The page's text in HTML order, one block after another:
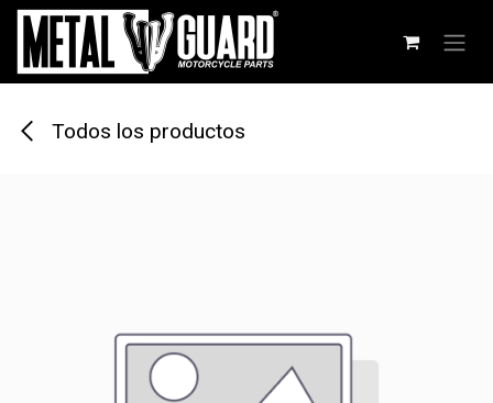
Ir al contenido
Todos los productos